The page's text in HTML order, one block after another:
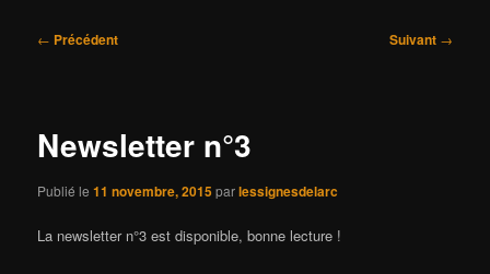
Navigation
← Précédent Suivant →
Newsletter n°3
Publié le11 novembre, 2015 parlessignesdelarc
La newsletter n°3 est disponible, bonne lecture !